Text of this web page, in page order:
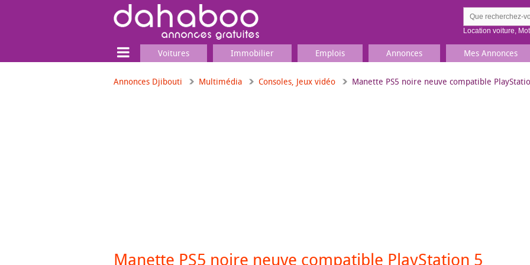
Location voiture,
Voitures Immobilier Emplois Annonces Mes Annonces
Annonces Djibouti Multimédia Consoles, Jeux vidéo Manette PS5 noire neuve compatible
Manette PS5 noire neuve compatible PlayStation 5